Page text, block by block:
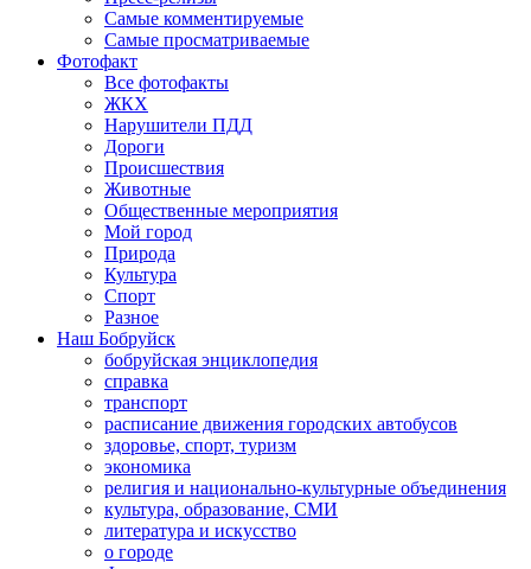
Самые комментируемые
Самые просматриваемые
Фотофакт
Все фотофакты
ЖКХ
Нарушители ПДД
Дороги
Происшествия
Животные
Общественные мероприятия
Мой город
Природа
Культура
Спорт
Разное
Наш Бобруйск
бобруйская энциклопедия
справка
транспорт
расписание движения городских автобусов
здоровье, спорт, туризм
экономика
религия и национально-культурные объединения
культура, образование, СМИ
литература и искусство
о городе